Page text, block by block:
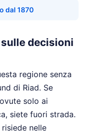
dal 1870
decisioni
regione senza
di Riad. Se
solo ai
siete fuori strada.
nelle